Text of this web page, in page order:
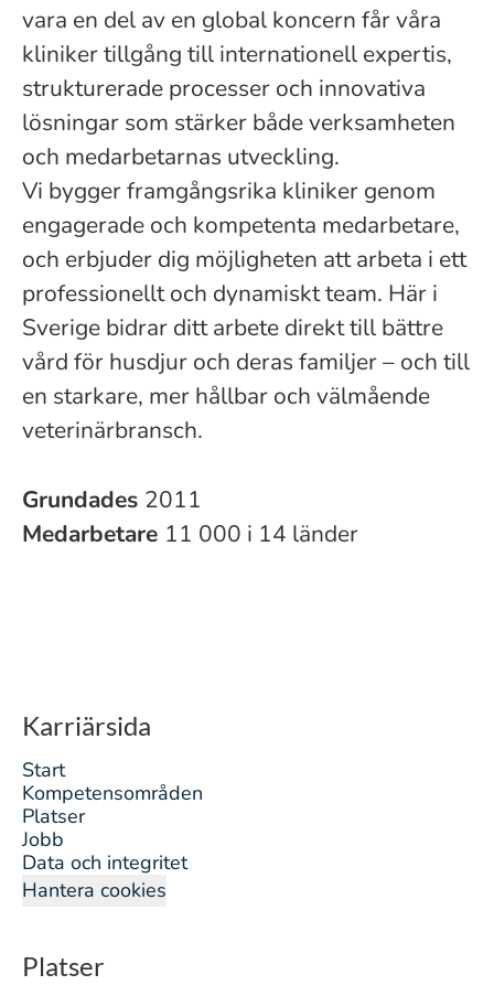
vara en del av en global koncern får våra
kliniker tillgång till internationell expertis,
strukturerade processer och innovativa
lösningar som stärker både verksamheten
och medarbetarnas utveckling.
Vi bygger framgångsrika kliniker genom
engagerade och kompetenta medarbetare,
och erbjuder dig möjligheten att arbeta i ett
professionellt och dynamiskt team. Här i
Sverige bidrar ditt arbete direkt till bättre
vård för husdjur och deras familjer – och till
en starkare, mer hållbar och välmående
veterinärbransch.
Grundades 2011
Medarbetare 11 000 i 14 länder
Karriärsida
Start
Kompetensområden
Platser
Jobb
Data och integritet
Hantera cookies
Platser